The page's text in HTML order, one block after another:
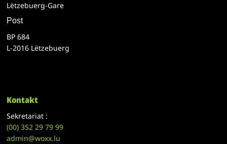
Lëtzebuerg-Gare
Post
BP 684
L-2016 Lëtzebuerg
Kontakt
Sekretariat :
(00)352 29 79 99
admin@woxx.lu